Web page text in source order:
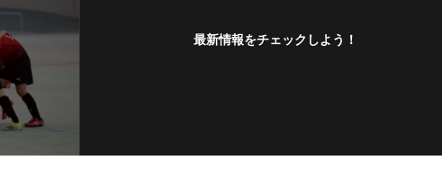
最新情報をチェックしよう！